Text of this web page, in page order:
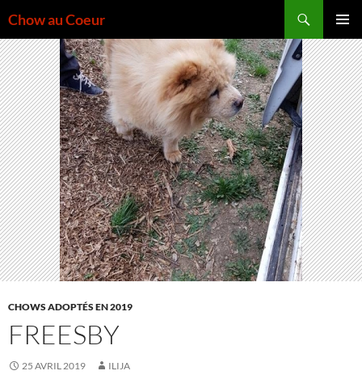
au
contenu
Chow au Coeur
MENU
CHOWS ADOPTÉS EN 2019
FREESBY
25 AVRIL 2019 ILIJA